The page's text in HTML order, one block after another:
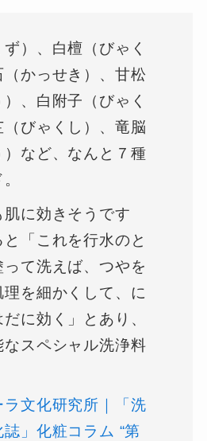
）、白檀（びゃく
（かっせき）、甘松
）、白附子（びゃく
びゃくし）、竜脳
）など、なんと７種
に効きそうです
「これを行水のと
って洗えば、つやを
を細かくして、に
に効く」とあり、
なスペシャル洗浄料
ラ文化研究所｜「洗
」化粧コラム “第